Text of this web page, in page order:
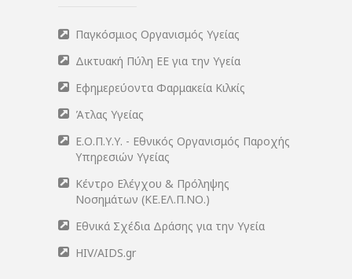
Παγκόσμιος Οργανισμός Υγείας
Δικτυακή Πύλη ΕΕ για την Υγεία
Εφημερεύοντα Φαρμακεία Κιλκίς
Άτλας Υγείας
Ε.Ο.Π.Υ.Υ. - Εθνικός Οργανισμός Παροχής
Υπηρεσιών Υγείας
Κέντρο Ελέγχου & Πρόληψης
Νοσημάτων (ΚΕ.ΕΛ.Π.ΝΟ.)
Εθνικά Σχέδια Δράσης για την Υγεία
HIV/AIDS.gr